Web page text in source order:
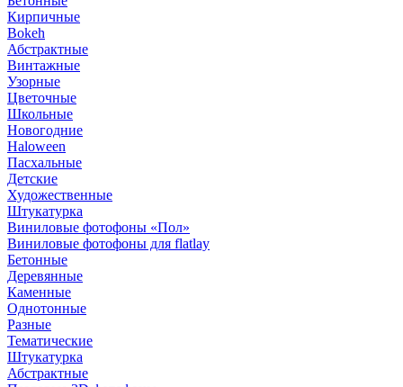
Кирпичные
Bokeh
Абстрактные
Винтажные
Узорные
Цветочные
Школьные
Новогодние
Haloween
Пасхальные
Детские
Художественные
Штукатурка
Виниловые фотофоны «Пол»
Виниловые фотофоны для flatlay
Бетонные
Деревянные
Каменные
Однотонные
Разные
Тематические
Штукатурка
Абстрактные